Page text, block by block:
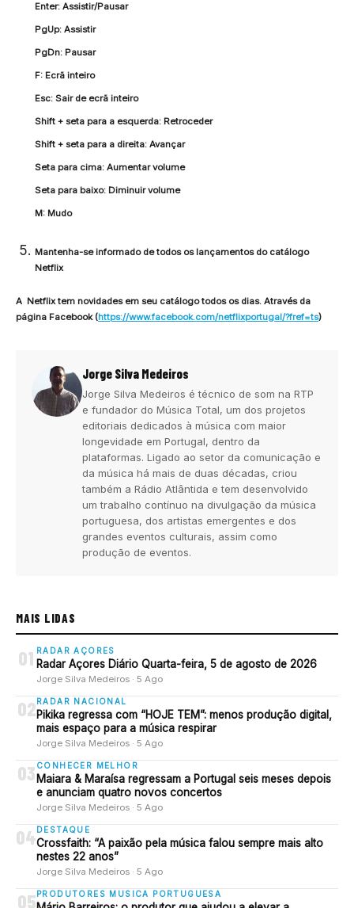
Enter: Assistir/Pausar
PgUp: Assistir
PgDn: Pausar
F: Ecrã inteiro
Esc: Sair de ecrã inteiro
Shift + seta para a esquerda: Retroceder
Shift + seta para a direita: Avançar
Seta para cima: Aumentar volume
Seta para baixo: Diminuir volume
M: Mudo
Mantenha-se informado de todos os lançamentos do catálogo
Netflix
A Netflix tem novidades em seu catálogo todos os dias. Através da
página Facebook (https://www.facebook.com/netflixportugal/?fref=ts)
Jorge Silva Medeiros
Jorge Silva Medeiros é técnico de som na RTP
e fundador do Música Total, um dos projetos
editoriais dedicados à música com maior
longevidade em Portugal, dentro da
plataformas. Ligado ao setor da comunicação e
da música há mais de duas décadas, criou
também a Rádio Atlântida e tem desenvolvido
um trabalho contínuo na divulgação da música
portuguesa, dos artistas emergentes e dos
grandes eventos culturais, assim como
produção de eventos.
MAIS LIDAS
01 RADAR AÇORES
Radar Açores Diário Quarta-feira, 5 de agosto de 2026
Jorge Silva Medeiros · 5 Ago
02 RADAR NACIONAL
Pikika regressa com “HOJE TEM”: menos produção digital,
mais espaço para a música respirar
Jorge Silva Medeiros · 5 Ago
03 CONHECER MELHOR
Maiara & Maraísa regressam a Portugal seis meses depois
e anunciam quatro novos concertos
Jorge Silva Medeiros · 5 Ago
04 DESTAQUE
Crossfaith: “A paixão pela música falou sempre mais alto
nestes 22 anos”
Jorge Silva Medeiros · 5 Ago
05 PRODUTORES MUSICA PORTUGUESA